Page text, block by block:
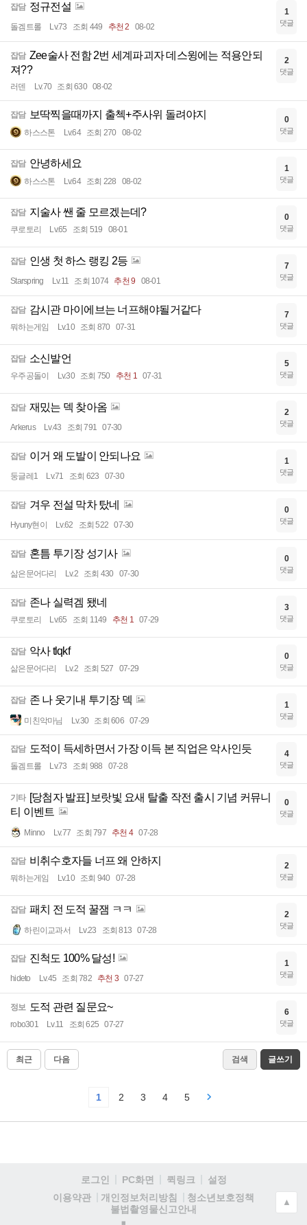
잡담 정규전설
돌겜트롤 Lv.73 조회 449 추천 2 08-02
1
댓글
잡담 Zee술사 전함 2번 세계파괴자 데스윙에는 적용안되
져??
러덴 Lv.70 조회 630 08-02
2
댓글
잡담 보딱찍을때까지 출첵+주사위 돌려야지
하스스톤 Lv.64 조회 270 08-02
0
댓글
잡담 안녕하세요
하스스톤 Lv.64 조회 228 08-02
1
댓글
잡담 지술사 쌘 줄 모르겠는데?
쿠로토리 Lv.65 조회 519 08-01
0
댓글
잡담 인생 첫 하스 랭킹 2등
Starspring Lv.11 조회 1074 추천 9 08-01
7
댓글
잡담 감시관 마이에브는 너프해야될거같다
뭐하는게임 Lv.10 조회 870 07-31
7
댓글
잡담 소신발언
우주공돌이 Lv.30 조회 750 추천 1 07-31
5
댓글
잡담 재밌는 덱 찾아옴
Arkerus Lv.43 조회 791 07-30
2
댓글
잡담 이거 왜 도발이 안되나요
둥글레1 Lv.71 조회 623 07-30
1
댓글
잡담 겨우 전설 막차 탔네
Hyuny현이 Lv.62 조회 522 07-30
0
댓글
잡담 혼틈 투기장 성기사
삶은문어다리 Lv.2 조회 430 07-30
0
댓글
잡담 존나 실력겜 됐네
쿠로토리 Lv.65 조회 1149 추천 1 07-29
3
댓글
잡담 악사 tlqkf
삶은문어다리 Lv.2 조회 527 07-29
0
댓글
잡담 존 나 웃기내 투기장 덱
미친악마님 Lv.30 조회 606 07-29
1
댓글
잡담 도적이 득세하면서 가장 이득 본 직업은 악사인듯
돌겜트롤 Lv.73 조회 988 07-28
4
댓글
기타 [당첨자 발표] 보랏빛 요새 탈출 작전 출시 기념 커뮤니
티 이벤트
Minno Lv.77 조회 797 추천 4 07-28
0
댓글
잡담 비취수호자들 너프 왜 안하지
뭐하는게임 Lv.10 조회 940 07-28
2
댓글
잡담 패치 전 도적 꿀잼 ㅋㅋ
하린이교과서 Lv.23 조회 813 07-28
2
댓글
잡담 진척도 100% 달성!
hideto Lv.45 조회 782 추천 3 07-27
1
댓글
정보 도적 관련 질문요~
robo301 Lv.11 조회 625 07-27
6
댓글
최근 다음 검색 글쓰기
1 2 3 4 5
로그인 PC화면 퀵링크
설정
이용약관
개인정보처리방침
청소년보호정책
불법촬영물신고안내
▲